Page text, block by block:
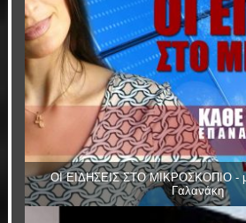
ΟΙ ΕΙΔΗΣΕΙΣ ΣΤΟ ΜΙΚΡΟΣΚΟΠΙΟ -
Γαλανάκη